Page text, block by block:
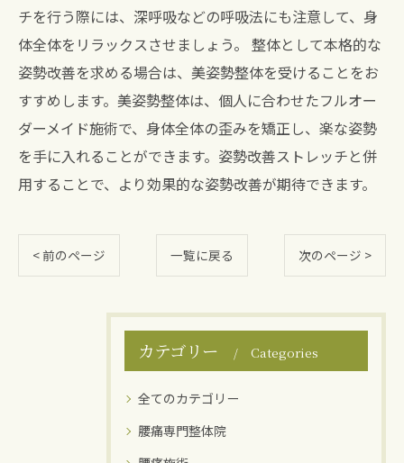
チを行う際には、深呼吸などの呼吸法にも注意して、身
体全体をリラックスさせましょう。 整体として本格的な
姿勢改善を求める場合は、美姿勢整体を受けることをお
すすめします。美姿勢整体は、個人に合わせたフルオー
ダーメイド施術で、身体全体の歪みを矯正し、楽な姿勢
を手に入れることができます。姿勢改善ストレッチと併
用することで、より効果的な姿勢改善が期待できます。
< 前のページ 一覧に戻る 次のページ >
カテゴリー Categories
全てのカテゴリー
腰痛専門整体院